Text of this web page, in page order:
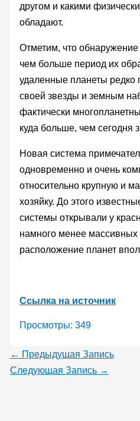
другом и какими
обладают.
Отметим, что
чем больше период их
удаленные планеты редко
своей звезды и земным
фактически
куда больше, чем сегодня
Новая система
одновременно и очень
относительно крупную и
хозяйку. До этого
системы открывали у
намного менее массивных
расположение планет
Ссылка на источник
Просмотры: 349
← Предыдущая Запись
Следующая Запись →